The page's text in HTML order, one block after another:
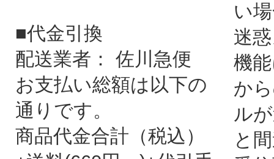
■代金引換
配送業者： 佐川急便
お支払い総額は以下の
通りです。
商品代金合計（税込）
い
迷
機
か
ル
と